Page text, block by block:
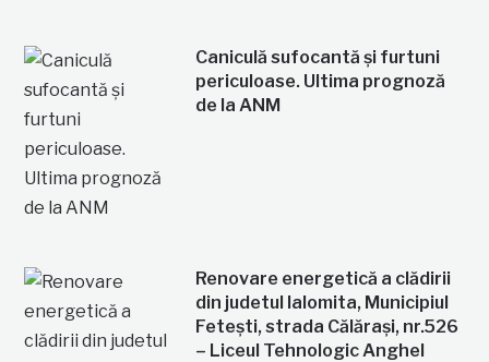
Caniculă sufocantă și furtuni
periculoase. Ultima prognoză
de la ANM
Renovare energetică a clădirii
din judetul Ialomita, Municipiul
Fetești, strada Călărași, nr.526
– Liceul Tehnologic Anghel